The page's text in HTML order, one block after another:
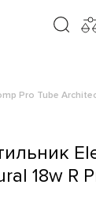
Pro Tube
18w R